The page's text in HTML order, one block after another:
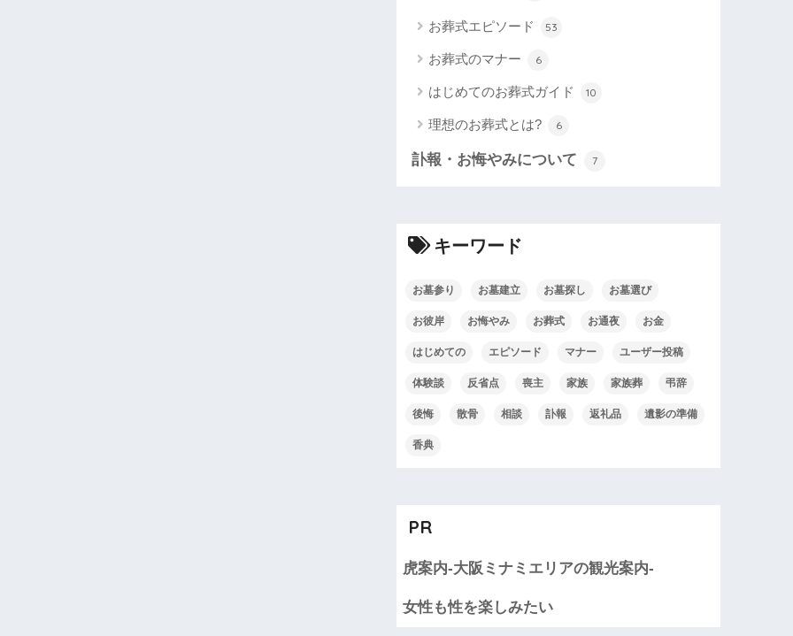
お葬式エピソード 53
お葬式のマナー 6
はじめてのお葬式ガイド 10
理想のお葬式とは? 6
訃報・お悔やみについて 7
キーワード
お墓参り お墓建立 お墓探し お墓選び
お彼岸 お悔やみ お葬式 お通夜 お金
はじめての エピソード マナー ユーザー投稿
体験談 反省点 喪主 家族 家族葬 弔辞
後悔 散骨 相談 訃報 返礼品 遺影の準備
香典
PR
虎案内-大阪ミナミエリアの観光案内-
女性も性を楽しみたい